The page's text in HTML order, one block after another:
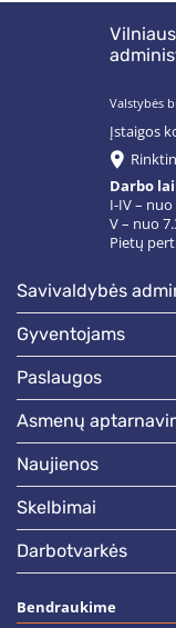
Valstybės
Įstaigos
Darbo
I-IV – nuo
V – nuo
Pietų
savivaldybės
gyventojams
paslaugos
asmenų
naujienos
skelbimai
darbotvarkės
Bendraukime